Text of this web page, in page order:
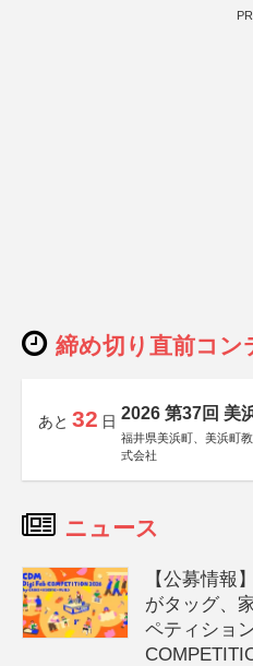
PR
締め切り直前コン
あと 32 日 2026 第37回 美
福井県美浜町、美浜町
式会社
ニュース
【公募情報
がタッグ、
ペティショ